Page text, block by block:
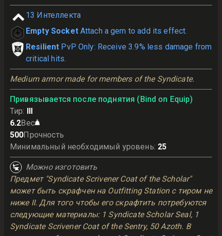
13 Интеллекта
Empty Socket Attach a gem to add its effect.
Resilient PvP Only: Receive 3.9% less damage from
critical hits.
Medium armor made for members of the Syndicate.
Привязывается после поднятия (Bind on Equip)
Тир: III
6.2Вес
500Прочность
Минимальный необходимый уровень: 25
Можно изготовить
Предмет "Syndicate Scrivener Coat of the Scholar"
может быть скрафчен на Outfitting Station с тиром не
ниже II. Для того чтобы его скрафтить потребуются
следующие материалы: 1 Syndicate Scholar Seal, 1
Syndicate Scrivener Coat of the Sentry, 50 Azoth. В